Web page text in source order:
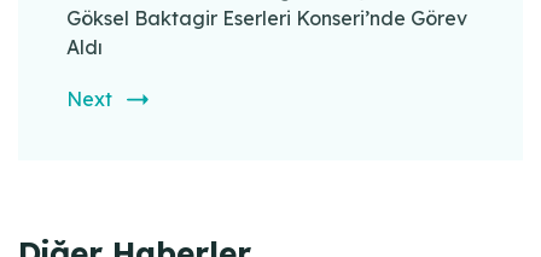
Göksel Baktagir Eserleri Konseri’nde Görev
Aldı
Next